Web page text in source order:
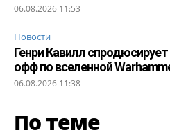
06.08.2026 11:53
Новости
Генри Кавилл
офф по вселенной
06.08.2026 11:38
По теме